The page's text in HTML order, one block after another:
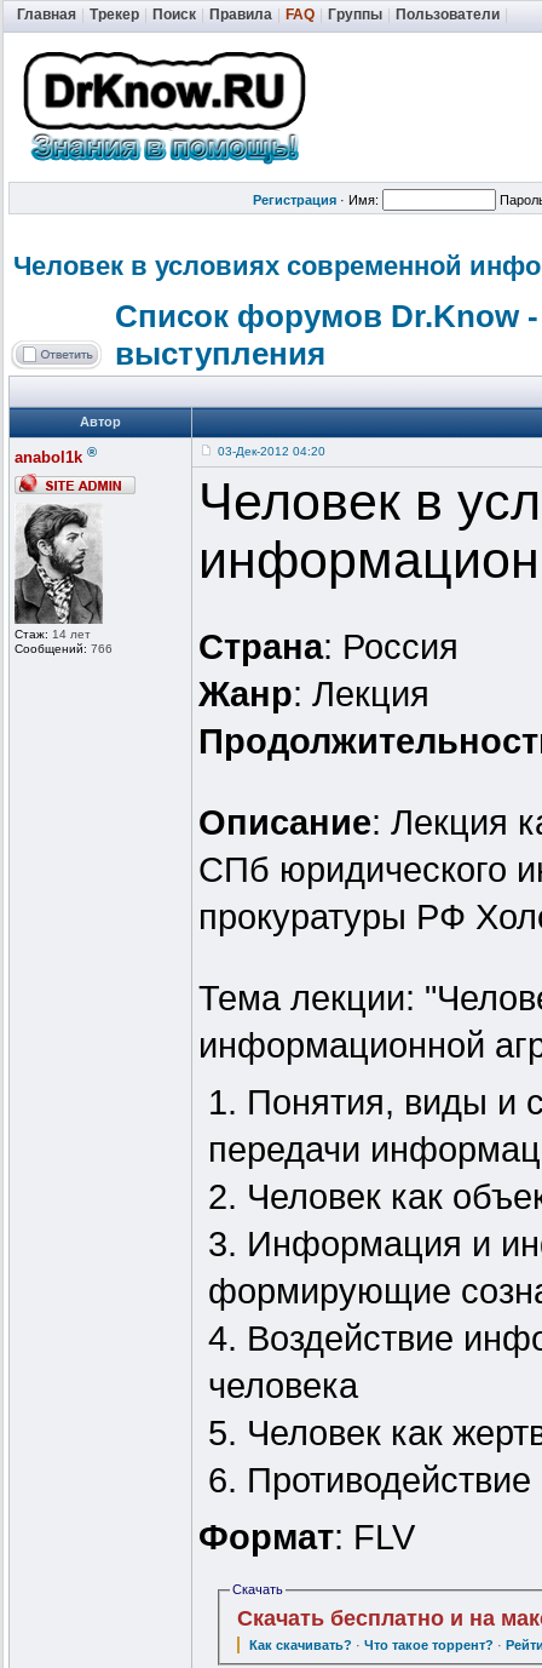
Главная Трекер Поиск Правила FAQ Группы Пользователи
Регистрация · Имя:
Человек в условиях современной
Список форумов Dr.Know
выступления
Автор
anabol1k ®
Стаж: 14 лет
Сообщений: 766
03-Дек-2012 04:20
Человек в
Страна: Россия
Жанр: Лекция
Описание: Лекция
СПб юридического
прокуратуры РФ
Тема лекции:
информационной
1. Понятия, виды и
передачи
2. Человек как
3. Информация и
формирующие
4. Воздействие
человека
5. Человек как
6.
Формат: FLV
Скачать
Скачать бесплатно и на
Как скачивать? ·Что такое торрент? ·